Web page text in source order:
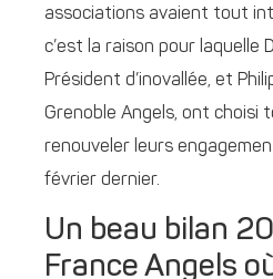
associations avaient tout
c’est la raison pour laquelle
Président d’inovallée, et
Grenoble Angels, ont choisi
renouveler leurs
février dernier.
Un beau bilan
France Angels